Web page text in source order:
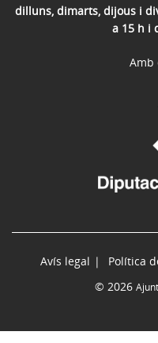
dilluns, dimarts, dijous i
a 15 h i
Avís legal Política
© 2026
Amb